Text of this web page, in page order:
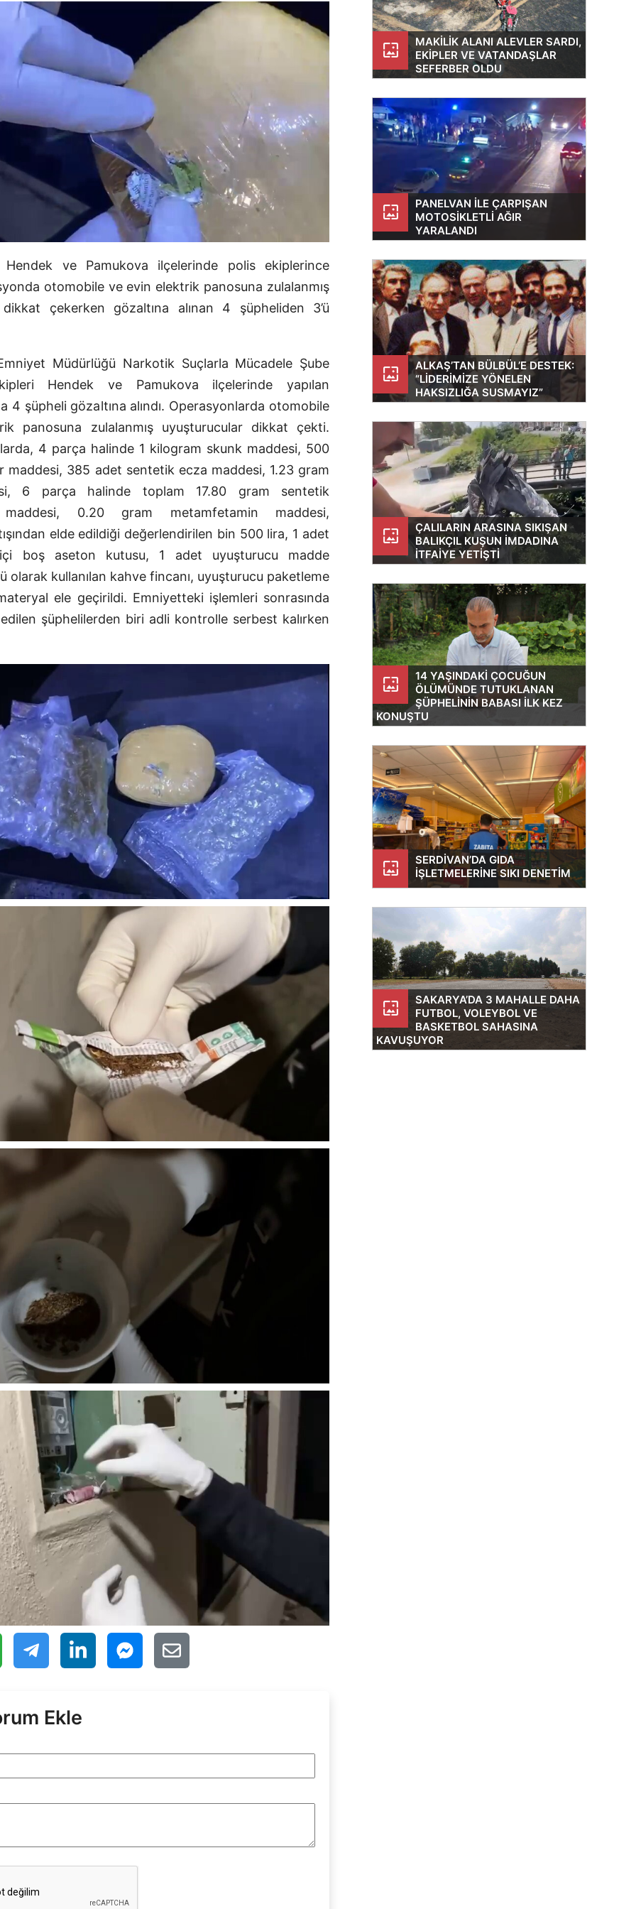
Hendek ve Pamukova ilçelerinde polis ekiplerince
otomobile ve evin elektrik panosuna zulalanmış
çekerken gözaltına alınan 4 şüpheliden 3’ü
Müdürlüğü Narkotik Suçlarla Mücadele Şube
Hendek ve Pamukova ilçelerinde yapılan
4 şüpheli gözaltına alındı. Operasyonlarda otomobile
panosuna zulalanmış uyuşturucular dikkat çekti.
4 parça halinde 1 kilogram skunk maddesi, 500
maddesi, 385 adet sentetik ecza maddesi, 1.23 gram
6 parça halinde toplam 17.80 gram sentetik
maddesi, 0.20 gram metamfetamin maddesi,
elde edildiği değerlendirilen bin 500 lira, 1 adet
boş aseton kutusu, 1 adet uyuşturucu madde
olarak kullanılan kahve fincanı, uyuşturucu paketleme
ele geçirildi. Emniyetteki işlemleri sonrasında
şüphelilerden biri adli kontrolle serbest kalırken
Ekle
diyen bir çocuk. Böyle bir
eylemi gerç
wallpaper
MAKILIK ALANI ALEVLER SARDI,
EKIPLER VE VATANDAŞLAR
SEFERBER OLDU
wallpaper
PANELVAN ILE ÇARPIŞAN
MOTOSIKLETLI AĞIR
YARALANDI
wallpaper
ALKAŞ’TAN BÜLBÜL’E DESTEK:
“LIDERIMIZE YÖNELEN
HAKSIZLIĞA SUSMAYIZ”
wallpaper
ÇALILARIN ARASINA SIKIŞAN
BALIKÇIL KUŞUN IMDADINA
ITFAIYE YETIŞTI
wallpaper
14 YAŞINDAKI ÇOCUĞUN
ÖLÜMÜNDE TUTUKLANAN
ŞÜPHELININ BABASI ILK KEZ
KONUŞTU
wallpaper
SERDIVAN’DA GIDA
İŞLETMELERINE SIKI DENETIM
wallpaper
SAKARYA’DA 3 MAHALLE DAHA
FUTBOL, VOLEYBOL VE
BASKETBOL SAHASINA
KAVUŞUYOR